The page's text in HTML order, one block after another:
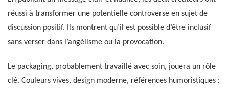
réussi à transformer une potentielle controverse en sujet de
discussion positif. Ils montrent qu’il est possible d’être inclusif
sans verser dans l’angélisme ou la provocation.
Le packaging, probablement travaillé avec soin, jouera un rôle
clé. Couleurs vives, design moderne, références humoristiques :